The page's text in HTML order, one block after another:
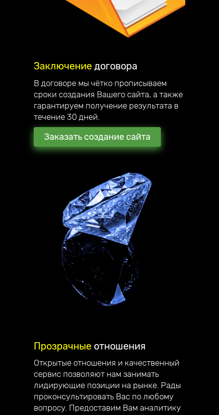
Делаемстильные сайты,
которые вас вдохновляют!
Приветствую, меня зовут Андрей
Заключение договора
В договоре мы чётко прописываем
сроки создания Вашего сайта, а также
гарантируем получение результата в
течение 30 дней.
Заказать создание сайта
Прозрачные отношения
Открытые отношения и качественный
сервис позволяют нам занимать
лидирующие позиции на рынке. Рады
проконсультировать Вас по любому
вопросу. Предоставим Вам аналитику